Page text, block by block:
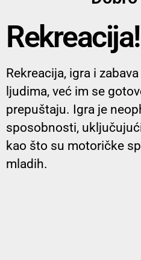
Rekreacija!
Rekreacija, igra i
ljudima, već im se
prepuštaju. Igra je
sposobnosti,
kao što su motoričke
mladih.